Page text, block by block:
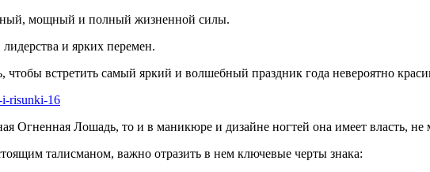
мощный и полный жизненной силы.
и ярких перемен.
встретить самый яркий и волшебный праздник года невероятно
Огненная Лошадь, то и в маникюре и дизайне ногтей она имеет власть,
талисманом, важно отразить в нем ключевые черты знака: